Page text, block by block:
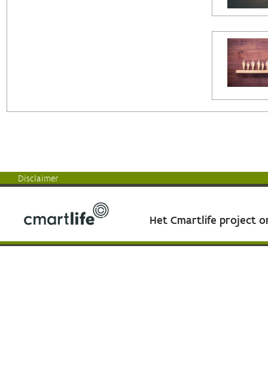
Disclaimer
Het Cmartlife project